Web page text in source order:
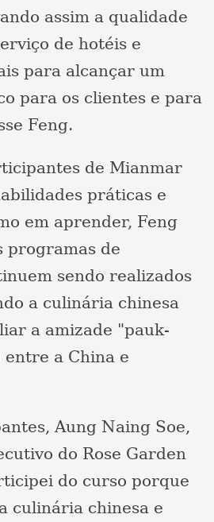
assim a qualidade
de hotéis e
para alcançar um
para os clientes e para
Feng.
de Mianmar
práticas e
em aprender, Feng
programas de
sendo realizados
a culinária chinesa
a amizade "pauk-
a China e
Aung Naing Soe,
do Rose Garden
do curso porque
culinária chinesa e